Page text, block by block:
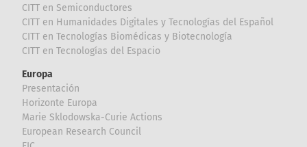
CITT en Semiconductores
CITT en Humanidades Digitales y Tecnologías del Español
CITT en Tecnologías Biomédicas y Biotecnología
CITT en Tecnologías del Espacio
Europa
Presentación
Horizonte Europa
Marie Sklodowska-Curie Actions
European Research Council